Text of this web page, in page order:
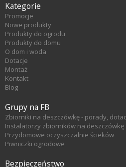
Kategorie
Promocje
Nowe produkty
Produkty do ogrodu
Produkty do domu
O dom i woda
Dotacje
Montaż
Kontakt
Blog
Grupy na FB
Zbiorniki na deszczówkę - porady,
Instalatorzy zbiorników na deszczówkę
Przydomowe oczyszczalnie ścieków
Piwniczki ogrodowe
Bezpieczeństwo